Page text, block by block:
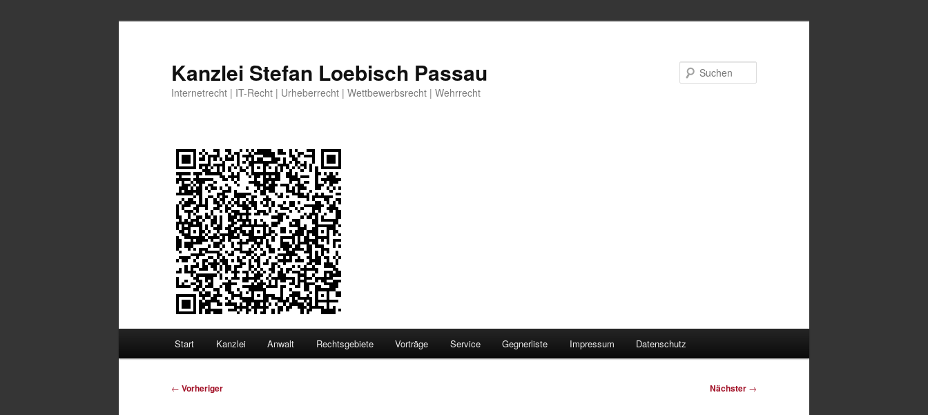
Kanzlei Stefan Loebisch Passau
Internetrecht | IT-Recht | Urheberrecht | Wettbewerbsrecht | Wehrrecht
Start Kanzlei Anwalt Rechtsgebiete Vorträge Service Gegnerliste Impressum Datenschutz
Beitragsnavigation
← Vorheriger Nächster →